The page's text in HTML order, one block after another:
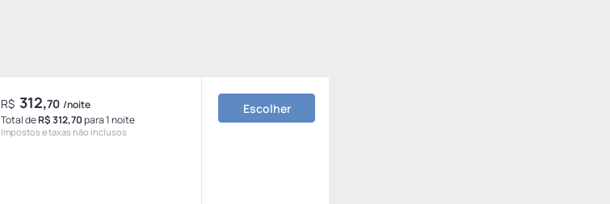
R$ 312,70 /noite
Total deR$ 312,70para 1 noite
Impostos e taxas não inclusos
Escolher